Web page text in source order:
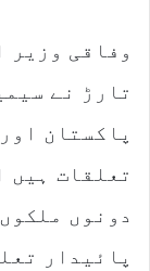
وفاقی وزیر
تارڑ نے
پاکستان
تعلقات ہیں
دونوں
پائیدار